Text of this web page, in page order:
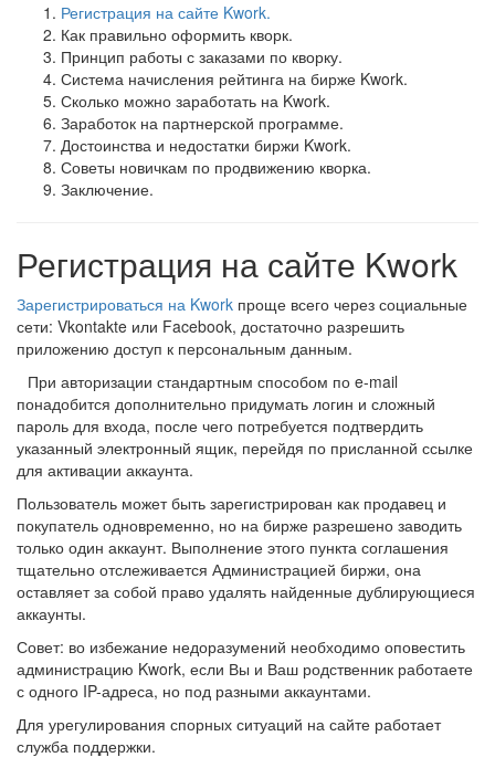
Регистрация на сайте Kwork.
Как правильно оформить кворк.
Принцип работы с заказами по кворку.
Система начисления рейтинга на бирже Kwork.
Сколько можно заработать на Kwork.
Заработок на партнерской программе.
Достоинства и недостатки биржи Kwork.
Советы новичкам по продвижению кворка.
Заключение.
Регистрация на сайте Kwork
Зарегистрироваться на Kwork проще всего через социальные
сети: Vkontakte или Facebook, достаточно разрешить
приложению доступ к персональным данным.
При авторизации стандартным способом по e-mail
понадобится дополнительно придумать логин и сложный
пароль для входа, после чего потребуется подтвердить
указанный электронный ящик, перейдя по присланной ссылке
для активации аккаунта.
Пользователь может быть зарегистрирован как продавец и
покупатель одновременно, но на бирже разрешено заводить
только один аккаунт. Выполнение этого пункта соглашения
тщательно отслеживается Администрацией биржи, она
оставляет за собой право удалять найденные дублирующиеся
аккаунты.
Совет: во избежание недоразумений необходимо оповестить
администрацию Kwork, если Вы и Ваш родственник работаете
с одного IP-адреса, но под разными аккаунтами.
Для урегулирования спорных ситуаций на сайте работает
служба поддержки.